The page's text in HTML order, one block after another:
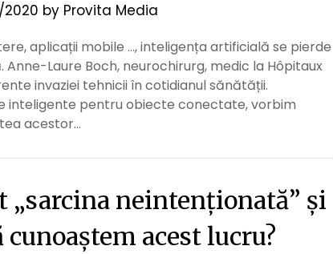
2020 by Provita Media
aplicații mobile …, inteligența artificială se pierde
Laure Boch, neurochirurg, medic la Hôpitaux
invaziei tehnicii în cotidianul sănătății.
inteligente pentru obiecte conectate, vorbim
acestor…
„sarcina neintenționată” și
acest lucru?